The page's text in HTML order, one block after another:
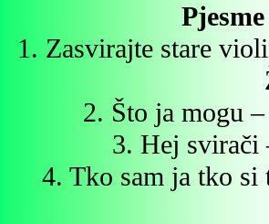
1. Zasvirajte stare
2. Što ja mogu
3. Hej svirači
4. Tko sam ja tko